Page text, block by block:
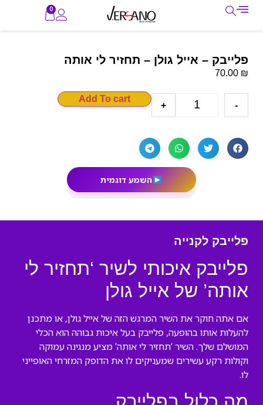
0
פלייבק – אייל גולן – תחזיר לי אותה
70.00 ₪
-
+
Add To cart
השמע דוגמית
פלייבק לקנייה
פלייבק איכותי לשיר ‘תחזיר לי
אותה’ של אייל גולן
אם אתה חוקר את השיר המרגש הזה של אייל גולן, או מתכנן
להעלות אותו בהופעה, פלייבק בעל איכות גבוהה הוא הכלי
המושלם שלך. השיר ‘תחזיר לי אותה’ מציע מנגינה עמוקה
וקולות רקע עשירים שמעניקים לו את הדופק המזרחי האופייני
לו.